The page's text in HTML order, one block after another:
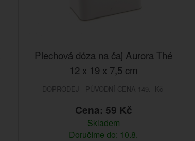
Plechová dóza na čaj Aurora Thé
12 x 19 x 7,5 cm
DOPRODEJ - PŮVODNÍ CENA 149.- Kč
Cena: 59 Kč
Skladem
Doručíme do: 10.8.